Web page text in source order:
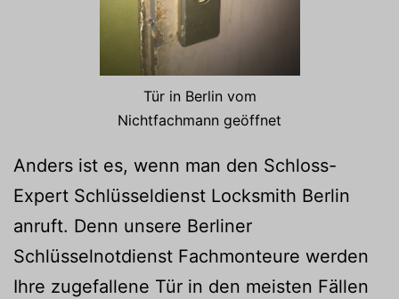
Tür in Berlin vom
Nichtfachmann geöffnet
Anders ist es, wenn man den Schloss-
Expert Schlüsseldienst Locksmith Berlin
anruft. Denn unsere Berliner
Schlüsselnotdienst Fachmonteure werden
Ihre zugefallene Tür in den meisten Fällen